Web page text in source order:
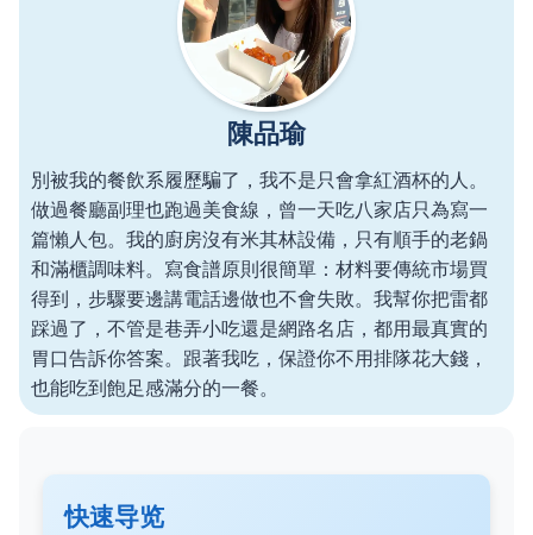
陳品瑜
別被我的餐飲系履歷騙了，我不是只會拿紅酒杯的人。
做過餐廳副理也跑過美食線，曾一天吃八家店只為寫一
篇懶人包。我的廚房沒有米其林設備，只有順手的老鍋
和滿櫃調味料。寫食譜原則很簡單：材料要傳統市場買
得到，步驟要邊講電話邊做也不會失敗。我幫你把雷都
踩過了，不管是巷弄小吃還是網路名店，都用最真實的
胃口告訴你答案。跟著我吃，保證你不用排隊花大錢，
也能吃到飽足感滿分的一餐。
快速导览